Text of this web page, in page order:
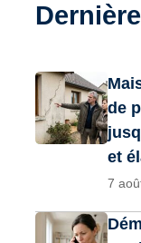
de
et
7